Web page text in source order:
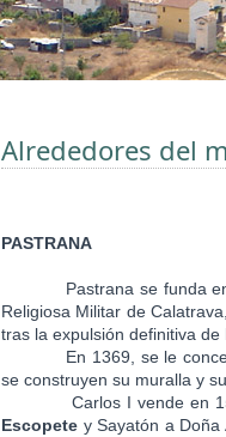
Alrededores del
PASTRANA
Pastrana se funda
Religiosa Militar de
tras la expulsión definitiva de
En 1369, se le concede
se construyen su muralla y
Carlos I vende en
Escopete y Sayatón a